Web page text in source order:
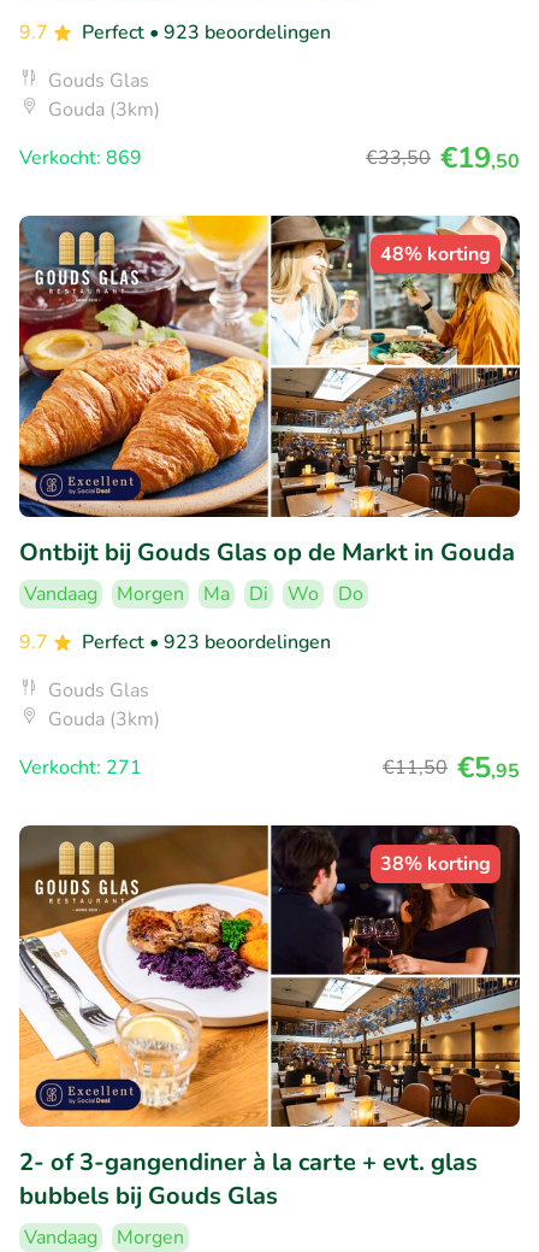
9.7
Perfect • 923 beoordelingen
Gouds Glas
Gouda (3km)
Verkocht: 869
€33,50 €19,50
48% korting
Ontbijt bij Gouds Glas op de Markt in Gouda
Vandaag Morgen Ma Di Wo
Do
9.7
Perfect • 923 beoordelingen
Gouds Glas
Gouda (3km)
Verkocht: 271
€11,50 €5,95
38% korting
2- of 3-gangendiner à la carte + evt. glas
bubbels bij Gouds Glas
Vandaag
Morgen